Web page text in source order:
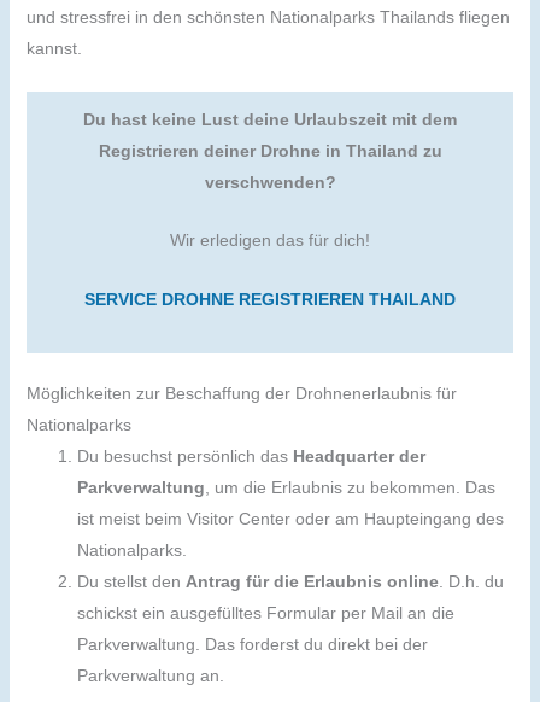
und stressfrei in den schönsten Nationalparks Thailands fliegen
kannst.
Du hast keine Lust deine Urlaubszeit mit dem
Registrieren deiner Drohne in Thailand zu
verschwenden?
Wir erledigen das für dich!
SERVICE DROHNE REGISTRIEREN THAILAND
Möglichkeiten zur Beschaffung der Drohnenerlaubnis für
Nationalparks
Du besuchst persönlich das Headquarter der
Parkverwaltung , um die Erlaubnis zu bekommen. Das
ist meist beim Visitor Center oder am Haupteingang des
Nationalparks.
Du stellst den Antrag für die Erlaubnis online. D.h. du
schickst ein ausgefülltes Formular per Mail an die
Parkverwaltung. Das forderst du direkt bei der
Parkverwaltung an.